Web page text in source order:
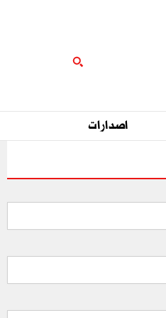
اصدارات